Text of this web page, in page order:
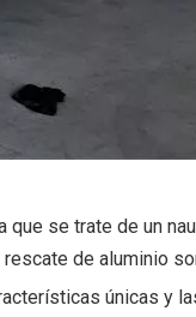
se trate de un
de aluminio
únicas y